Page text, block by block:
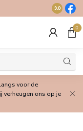
Gratis
9.0
0
voor de
verheugen ons op je